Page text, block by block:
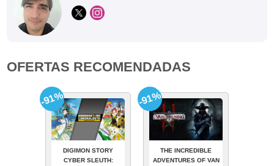
OFERTAS RECOMENDADAS
DIGIMON STORY
CYBER SLEUTH:
-91%
THE INCREDIBLE
ADVENTURES OF VAN
-91%